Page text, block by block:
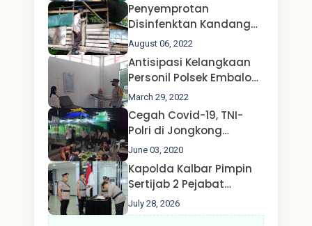
Penyemprotan
Disinfenktan Kandang
Ternak Kambing warga
Oleh Satgas Ops Aman
Nusa II Polda Kalbar*
August 06, 2022
Antisipasi Kelangkaan
Personil Polsek Embaloh
Hulu Gencar Lakukan
Pengecekan Oksigen
March 29, 2022
Cegah Covid-19, TNI-
Polri di Jongkong
Himbau Masyarakat
Jangan Kumpul Hinga
Larut Malam.
June 03, 2020
Kapolda Kalbar Pimpin
Sertijab 2 Pejabat
Utama dan 7 Kapolres,
AKBP Wisnu Perdana
July 28, 2026